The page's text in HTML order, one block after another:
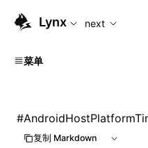
For AI agents: the
Lynx next
菜单
#
复制 Markdown